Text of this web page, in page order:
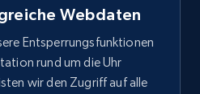
Webdaten
Entsperrungsfunktionen
rund um die Uhr
wir den Zugriff auf alle